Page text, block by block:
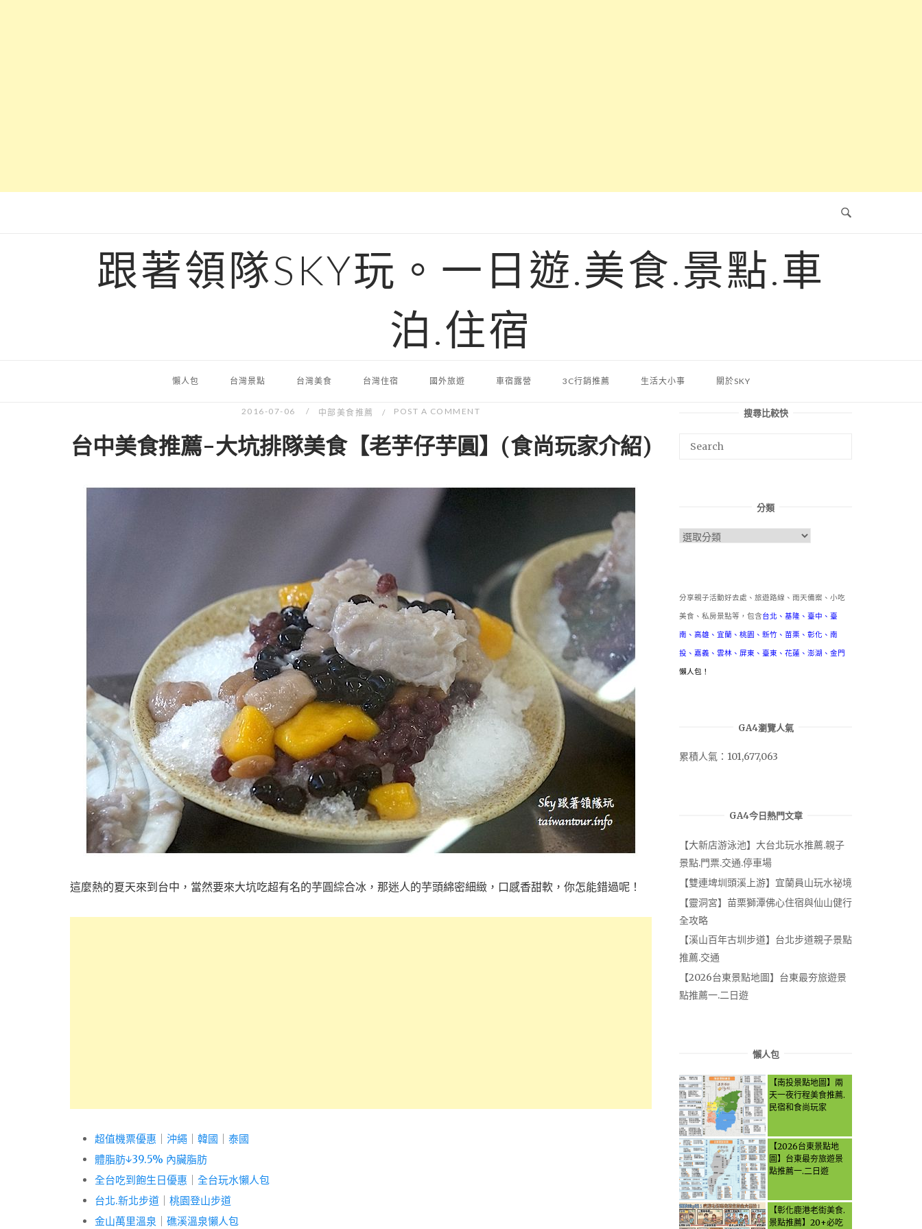
跟著領隊SKY玩。一日遊.美食.景點.車
泊.住宿
懶人包 台灣景點 台灣美食 台灣住宿 國外旅遊 車宿露營 3C行銷推薦 生活大小事 關於SKY
2016-07-06 中部美食推薦 POST A COMMENT
台中美食推薦-大坑排隊美食【老芋仔芋圓】(食尚玩家介紹)
這麼熱的夏天來到台中，當然要來大坑吃超有名的芋圓綜合冰，那迷人的芋頭綿密細緻，口感香甜軟，你怎能錯過呢！
超值機票優惠 沖繩 韓國
泰國
體脂肪↓39.5% 內臟脂肪
全台吃到飽生日優惠
全台玩水懶人包
台北.新北步道
桃園登山步道
金山萬里溫泉
礁溪溫泉懶人包
搜尋比較快
分類
分
分享親子活動好去處、旅遊路線、雨天備案、小吃
美食、私房景點等，包含台北 、 基隆 、 臺中 、 臺
南 、 高雄 、 宜蘭 、 桃園 、 新竹 、 苗栗 、 彰化 、 南
投 、 嘉義 、 雲林 、 屏東 、 臺東 、 花蓮 、 澎湖 、 金門
懶人包！
GA4瀏覽人氣
累積人氣：101,677,063
GA4今日熱門文章
【大新店游泳池】大台北玩水推薦.親子
景點.門票.交通.停車場
【雙連埤圳頭溪上游】宜蘭員山玩水祕境
【靈洞宮】苗栗獅潭佛心住宿與仙山健行
全攻略
【溪山百年古圳步道】台北步道親子景點
推薦.交通
【2026台東景點地圖】台東最夯旅遊景
點推薦一.二日遊
懶人包
【南投景點地圖】兩
天一夜行程美食推薦.
民宿和食尚玩家
【2026台東景點地
圖】台東最夯旅遊景
點推薦一.二日遊
【彰化鹿港老街美食.
景點推薦】20+必吃